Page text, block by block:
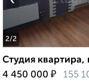
2/2
Студия квартира,
4 450 000 ₽ 155